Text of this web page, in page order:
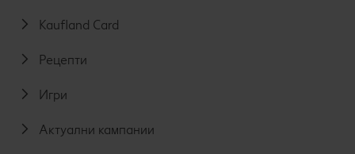
Kaufland Card
Рецепти
Игри
Актуални кампании